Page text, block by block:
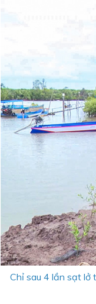
Chỉ sau 4 lần sạt lở